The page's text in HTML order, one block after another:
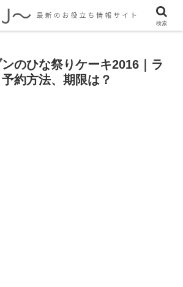
情報、生活に役立つ情報をご紹介します
のひな祭りケーキ2016｜ラ
約方法、期限は？
検索